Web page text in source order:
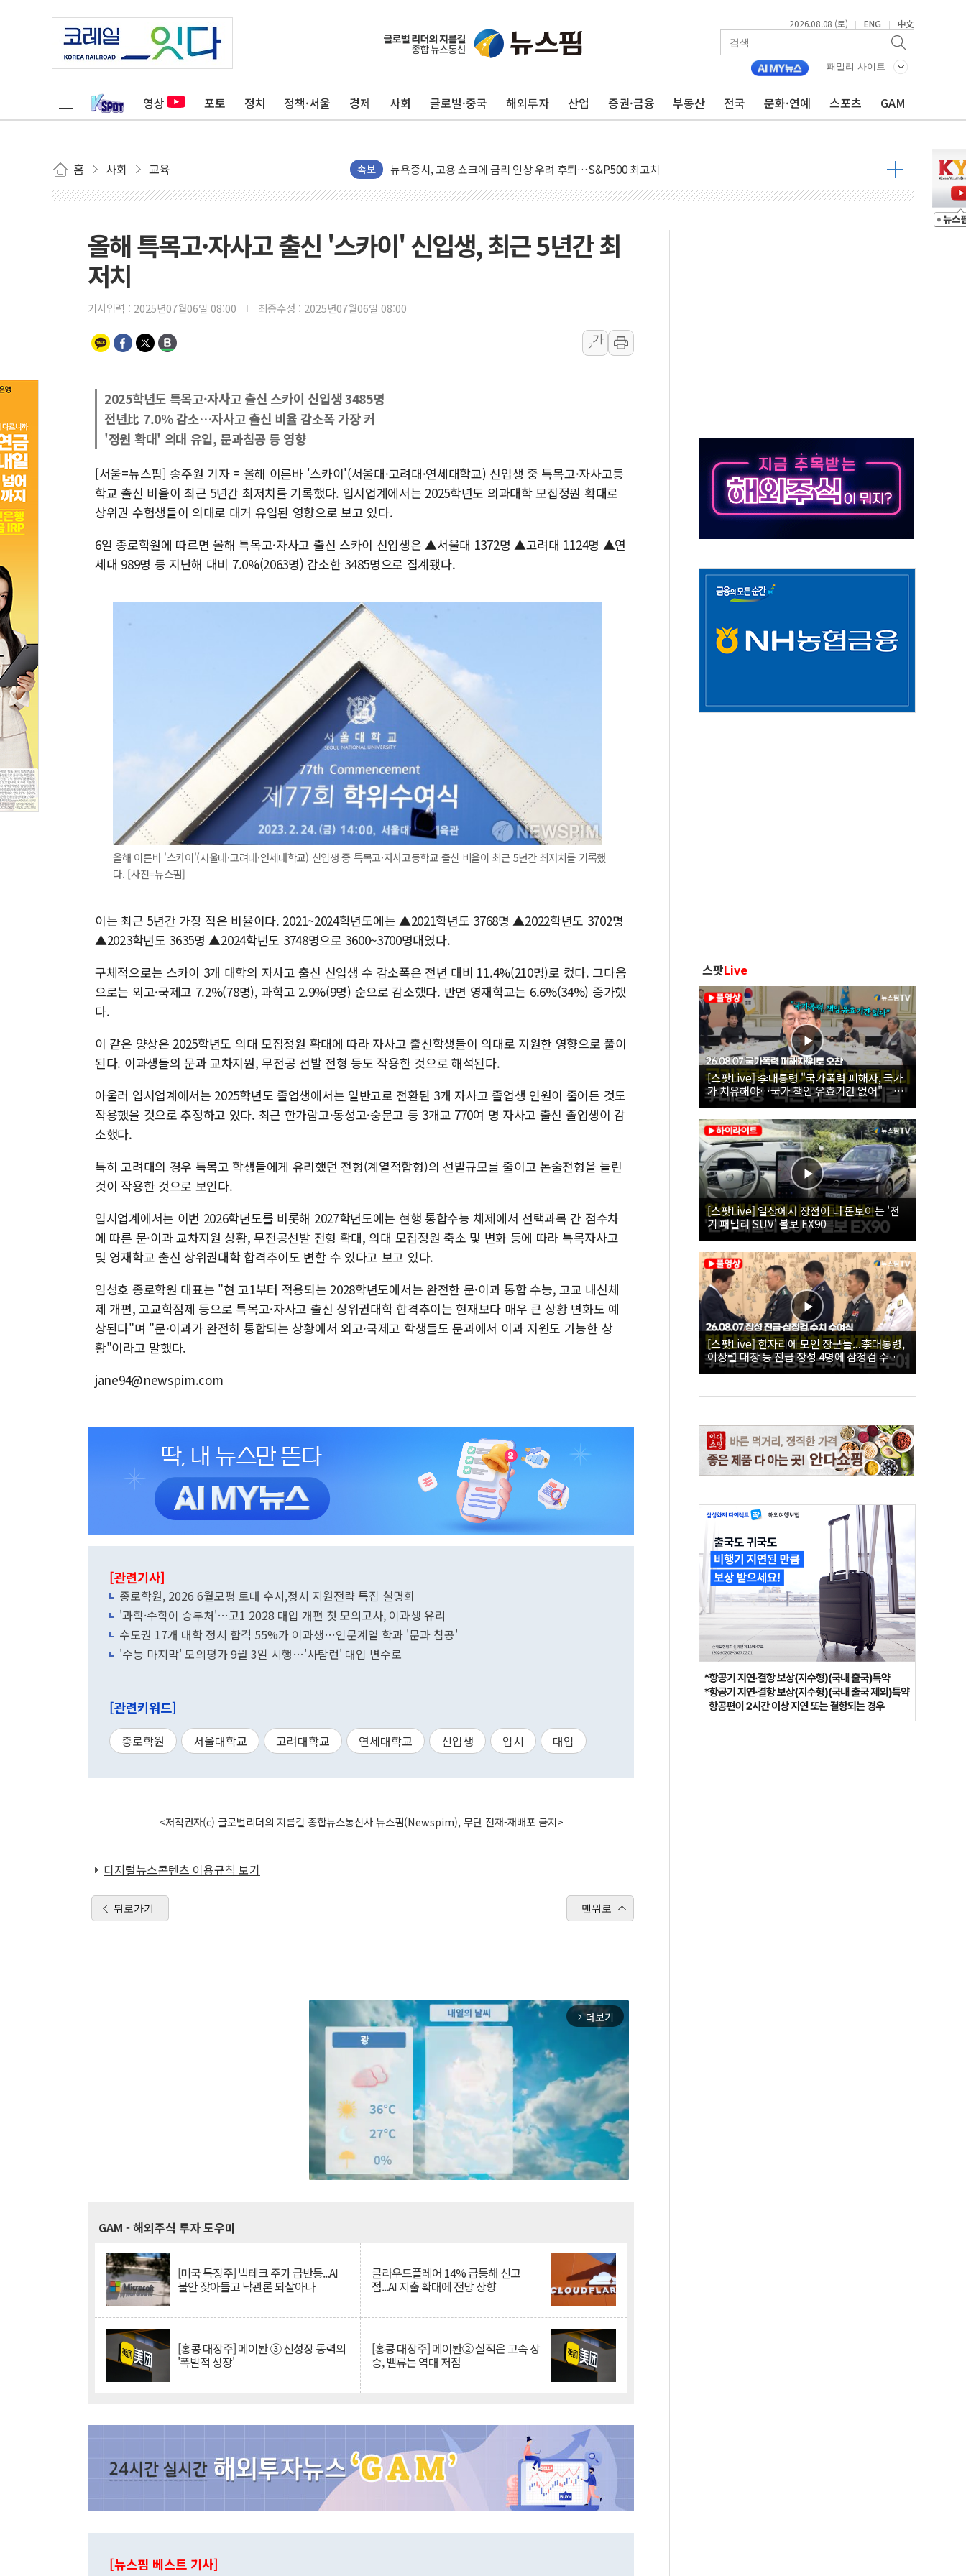
2026.08.08 (토) | ENG | 中文
패밀리 사이트
영상 포토 정치 정책·서울 경제 사회 글로벌·중국 해외투자 산업 증권·금융 부동산 전국 문화·연예 스포츠 GAM
홈 사회 교육 속보
민주, 오늘 제주·인천 경선 결과 발표...'김민석 재역전 vs 정청래 격차 확대'
뉴욕증시, 고용 쇼크에 금리 인상 우려 후퇴…S&P500 최고치
유럽증시, 美 고용 예상 밖 부진에 연준 금리 인상 가능성 낮아지며 상승… STOXX 600 지수는 나흘 연속 최고치
[종합] 이슬람 수니파 3국, '공동방위협정' 체결… 이스라엘·이란 위협에 맞설 자체 억지력 강화
이란 핵심 원유 수출항 '하르그섬', 최근 1주일 이상 '올스톱'… 美 해상봉쇄 영향
美 고용 쇼크에 엔화 장중 급등…시장은 "또 개입했나" 촉각
[AI MY 뉴스] 뉴욕 반도체주 프리뷰...美 고용 쇼크에 반도체주 '활짝'
뉴욕증시 개장 전 특징주...아틀라시안·클라우드플레어·태양광주↑ VS 트레이드데스크·웬디스↓
보훈부, 미 DPAA와 MOU… "6·25 미군 실종자 7359명 끝까지 찾겠다"
트럼프 "금리 내려야"…파월 때와 달리 워시엔 톤 낮춰
올해 특목고·자사고 출신 '스카이' 신입생, 최근 5년간 최
저치
기사입력 : 2025년07월06일 08:00 최종수정 : 2025년07월06일 08:00
가
가
2025학년도 특목고·자사고 출신 스카이 신입생 3485명
전년比 7.0% 감소…자사고 출신 비율 감소폭 가장 커
'정원 확대' 의대 유입, 문과침공 등 영향
[서울=뉴스핌] 송주원 기자 = 올해 이른바 '스카이'(서울대·고려대·연세대학교) 신입생 중 특목고·자사고등
학교 출신 비율이 최근 5년간 최저치를 기록했다. 입시업계에서는 2025학년도 의과대학 모집정원 확대로
상위권 수험생들이 의대로 대거 유입된 영향으로 보고 있다.
6일 종로학원에 따르면 올해 특목고·자사고 출신 스카이 신입생은 ▲서울대 1372명 ▲고려대 1124명 ▲연
세대 989명 등 지난해 대비 7.0%(2063명) 감소한 3485명으로 집계됐다.
올해 이른바 '스카이'(서울대·고려대·연세대학교) 신입생 중 특목고·자사고등학교 출신 비율이 최근 5년간 최저치를 기록했
다. [사진=뉴스핌]
이는 최근 5년간 가장 적은 비율이다. 2021~2024학년도에는 ▲2021학년도 3768명 ▲2022학년도 3702명
▲2023학년도 3635명 ▲2024학년도 3748명으로 3600~3700명대였다.
구체적으로는 스카이 3개 대학의 자사고 출신 신입생 수 감소폭은 전년 대비 11.4%(210명)로 컸다. 그다음
으로는 외고·국제고 7.2%(78명), 과학고 2.9%(9명) 순으로 감소했다. 반면 영재학교는 6.6%(34%) 증가했
다.
이 같은 양상은 2025학년도 의대 모집정원 확대에 따라 자사고 출신학생들이 의대로 지원한 영향으로 풀이
된다. 이과생들의 문과 교차지원, 무전공 선발 전형 등도 작용한 것으로 해석된다.
아울러 입시업계에서는 2025학년도 졸업생에서는 일반고로 전환된 3개 자사고 졸업생 인원이 줄어든 것도
작용했을 것으로 추정하고 있다. 최근 한가람고·동성고·숭문고 등 3개교 770여 명 자사고 출신 졸업생이 감
소했다.
특히 고려대의 경우 특목고 학생들에게 유리했던 전형(계열적합형)의 선발규모를 줄이고 논술전형을 늘린
것이 작용한 것으로 보인다.
입시업계에서는 이번 2026학년도를 비롯해 2027학년도에는 현행 통합수능 체제에서 선택과목 간 점수차
에 따른 문·이과 교차지원 상황, 무전공선발 전형 확대, 의대 모집정원 축소 및 변화 등에 따라 특목자사고
및 영재학교 출신 상위권대학 합격추이도 변할 수 있다고 보고 있다.
임성호 종로학원 대표는 "현 고1부터 적용되는 2028학년도에서는 완전한 문·이과 통합 수능, 고교 내신체
제 개편, 고교학점제 등으로 특목고·자사고 출신 상위권대학 합격추이는 현재보다 매우 큰 상황 변화도 예
상된다"며 "문·이과가 완전히 통합되는 상황에서 외고·국제고 학생들도 문과에서 이과 지원도 가능한 상
황"이라고 말했다.
jane94@newspim.com
[관련기사]
종로학원, 2026 6월모평 토대 수시,정시 지원전략 특집 설명회
'과학·수학이 승부처'…고1 2028 대입 개편 첫 모의고사, 이과생 유리
수도권 17개 대학 정시 합격 55%가 이과생…인문계열 학과 '문과 침공'
'수능 마지막' 모의평가 9월 3일 시행…'사탐런' 대입 변수로
[관련키워드]
종로학원 서울대학교 고려대학교 연세대학교 신입생 입시 대입
<저작권자(c) 글로벌리더의 지름길 종합뉴스통신사 뉴스핌(Newspim), 무단 전재-재배포 금지>
디지털뉴스콘텐츠 이용규칙 보기
뒤로가기 맨위로
arrow_forward_ios 더보기
GAM - 해외주식 투자 도우미
[미국 특징주] 빅테크 주가 급반등...AI
불안 잦아들고 낙관론 되살아나
클라우드플레어 14% 급등해 신고
점...AI 지출 확대에 전망 상향
[홍콩 대장주] 메이퇀 ③ 신성장 동력의
'폭발적 성장'
[홍콩 대장주] 메이퇀② 실적은 고속 상
승, 밸류는 역대 저점
[뉴스핌 베스트 기사]
스팟Live
[스팟Live] 李대통령 "국가폭력 피해자, 국가
가 치유해야…국가 책임 유효기간 없어"｜
26.08.07 국가폭력 피해자 위로 오찬
[스팟Live] 일상에서 장점이 더 돋보이는 '전
기 패밀리 SUV' 볼보 EX90
[스팟Live] 한자리에 모인 장군들...李대통령,
이상렬 대장 등 진급 장성 4명에 삼정검 수치
직접 수여｜26.08.07 장성 진급·삼정검 수치